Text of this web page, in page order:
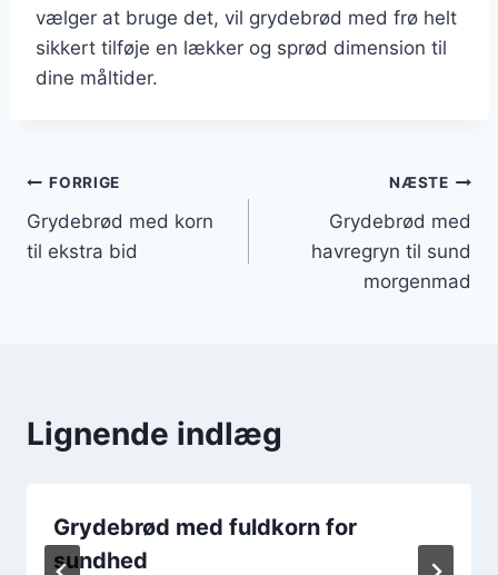
vælger at bruge det, vil grydebrød med frø helt
sikkert tilføje en lækker og sprød dimension til
dine måltider.
Indlægsnavigation
FORRIGE
Grydebrød med korn
til ekstra bid
NÆSTE
Grydebrød med
havregryn til sund
morgenmad
Lignende indlæg
Grydebrød med fuldkorn for
sundhed